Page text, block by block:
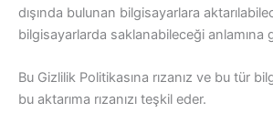
dışında bulunan bilgisayarlara
bilgisayarlarda saklanabileceği anlamına
Bu Gizlilik Politikasına rızanız ve bu tür
bu aktarıma rızanızı teşkil eder.